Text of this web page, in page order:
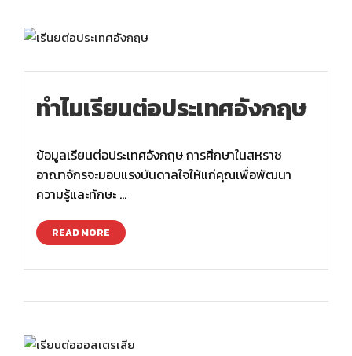
ทำไมเรียนต่อประเทศอังกฤษ
ข้อมูลเรียนต่อประเทศอังกฤษ การศึกษาในสหราช
อาณาจักรจะมอบแรงบันดาลใจให้แก่คุณเพื่อพัฒนา
ความรู้และทักษะ …
READ MORE